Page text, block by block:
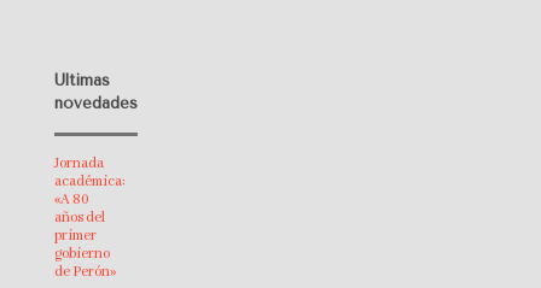
Últimas
novedades
Jornada
académica:
«A 80
años del
primer
gobierno
de Perón»